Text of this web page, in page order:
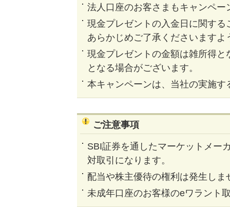
法人口座のお客さまもキャンペー
現金プレゼントの入金日に関す
あらかじめご了承くださいます
現金プレゼントの金額は雑所得
となる場合がございます。
本キャンペーンは、当社の実施
ご注意事項
SBI証券を通したマーケットメー
対取引になります。
配当や株主優待の権利は発生しま
未成年口座のお客様のeワラント